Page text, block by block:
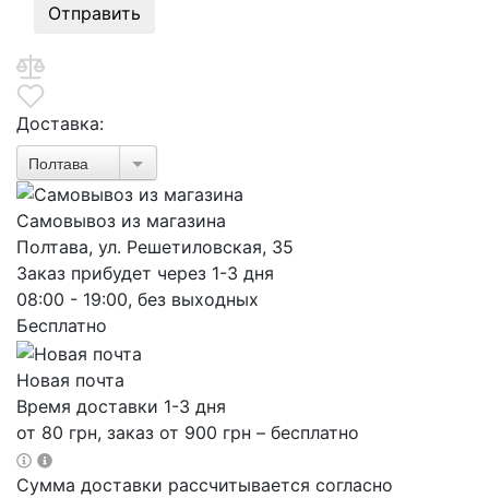
Отправить
Доставка:
Полтава
Самовывоз из магазина
Полтава, ул. Решетиловская, 35
Заказ прибудет через 1-3 дня
08:00 - 19:00, без выходных
Бесплатно
Новая почта
Время доставки 1-3 дня
от 80 грн, заказ от 900 грн – бесплатно
Сумма доставки рассчитывается согласно